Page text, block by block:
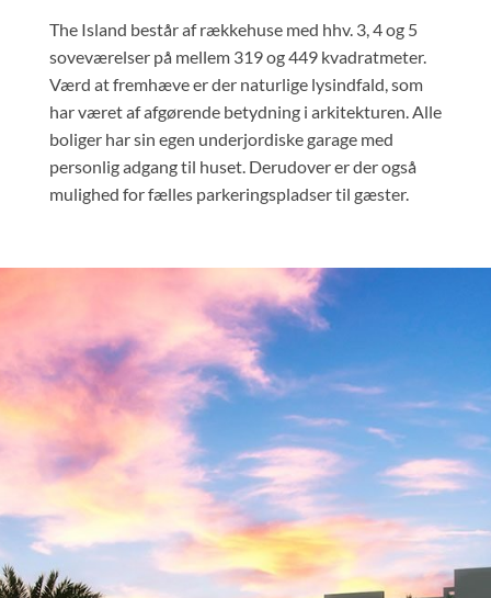
The Island består af rækkehuse med hhv. 3, 4 og 5
soveværelser på mellem 319 og 449 kvadratmeter.
Værd at fremhæve er der naturlige lysindfald, som
har været af afgørende betydning i arkitekturen. Alle
boliger har sin egen underjordiske garage med
personlig adgang til huset. Derudover er der også
mulighed for fælles parkeringspladser til gæster.